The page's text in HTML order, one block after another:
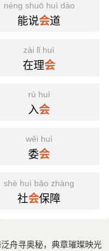
néng shuō huì dào
能说会道
zài lǐ huì
在理会
rù huì
入会
wěi huì
委会
shè huì bǎo zhàng
社会保障
舟寻奥秘，典章璀璨映光